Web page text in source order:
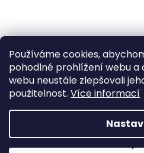
Používáme cookies,
pohodlné prohlížení webu a
webu neustále zlepšovali
použitelnost. Více informací
Copyright 2026Kapří